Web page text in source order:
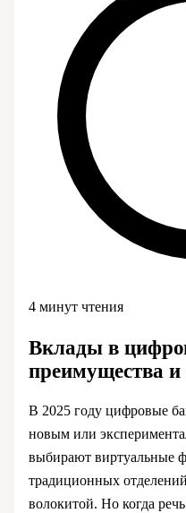
4 минут чтения
Вклады в
преимущества и
В 2025 году цифровые
новым или
выбирают виртуальные
традиционных
волокитой. Но когда